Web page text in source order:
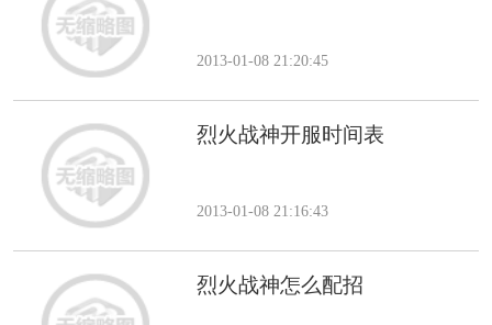
2013-01-08 21:20:45
烈火战神开服时间表
2013-01-08 21:16:43
烈火战神怎么配招